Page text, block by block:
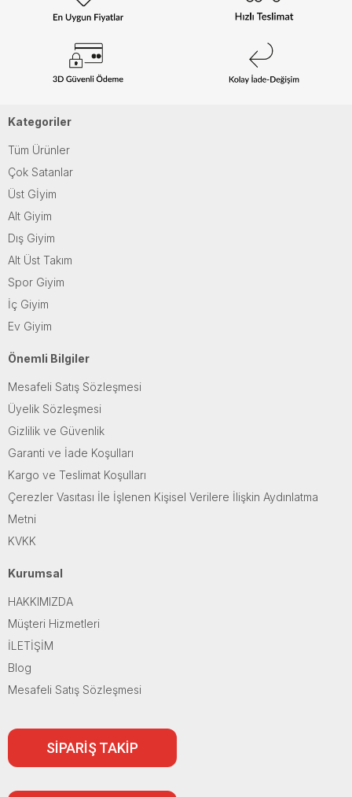
Kategoriler
Tüm Ürünler
Çok Satanlar
Üst Gİyim
Alt Giyim
Dış Giyim
Alt Üst Takım
Spor Giyim
İç Giyim
Ev Giyim
Önemli Bilgiler
Mesafeli Satış Sözleşmesi
Üyelik Sözleşmesi
Gizlilik ve Güvenlik
Garanti ve İade Koşulları
Kargo ve Teslimat Koşulları
Çerezler Vasıtası İle İşlenen Kişisel Verilere İlişkin Aydınlatma
Metni
KVKK
Kurumsal
HAKKIMIZDA
Müşteri Hizmetleri
İLETİŞİM
Blog
Mesafeli Satış Sözleşmesi
SİPARİŞ TAKİP